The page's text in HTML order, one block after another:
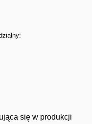
się w produkcji